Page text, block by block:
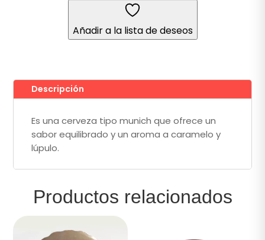
Añadir a la lista de deseos
Descripción
Es una cerveza tipo munich que ofrece un
sabor equilibrado y un aroma a caramelo y
lúpulo.
Productos relacionados